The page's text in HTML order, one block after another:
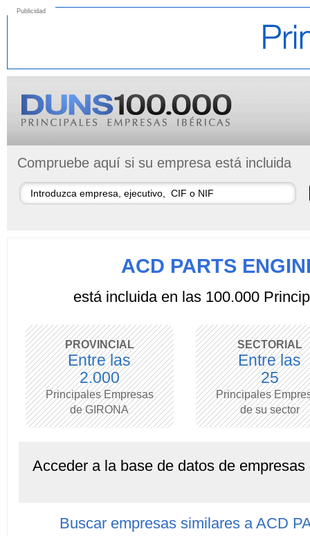
Publicidad
Compruebe aquí si su empresa está incluida
ACD PARTS
está incluida en las 100.000
PROVINCIAL
Entre las
2.000
Principales Empresas
de GIRONA
SECTORIAL
Entre las
25
Principales
de su sector
Acceder a la base de datos de
Buscar empresas similares a ACD